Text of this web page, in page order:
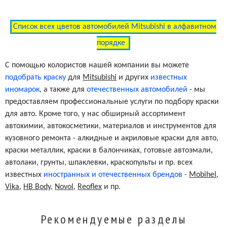
Wheat Beige Metallic Clearcoat S22
Quartz Gray Metallic Clearcoat
Medium Blue Metallic Clearcoat B35
Dark Spectrum Blue Metallic Clearcoat B47
Hannover Green Metallic Clearcoat G31
Список всех цветов автомобилей Mitsubishi в алфавитном
порядке
С помощью колористов нашей компании вы можете
подобрать краску для Mitsubishi и других известных
иномарок, а также дляотечественных автомобилей - мы
предоставляем профессиональные услуги по подбору краски
для авто. Кроме того, у нас обширный ассортимент
автохимии, автокосметики, материалов и инструментов для
кузовного ремонта - алкидные и акриловые краски для авто,
краски металлик, краски в балончиках, готовые автоэмали,
автолаки, грунты, шпаклевки, краскопульты и пр. всех
известных иностранных и отечественных брендов - Mobihel ,
Vika, HB Body, Novol , Reoflex и пр.
Рекомендуемые разделы